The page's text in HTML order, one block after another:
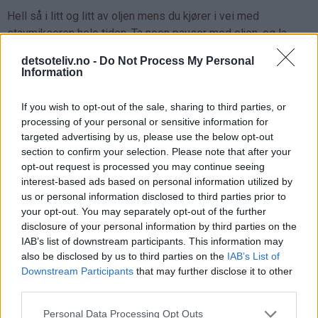
detsoteliv.no - Do Not Process My Personal
Information
If you wish to opt-out of the sale, sharing to third parties, or
processing of your personal or sensitive information for
targeted advertising by us, please use the below opt-out
section to confirm your selection. Please note that after your
opt-out request is processed you may continue seeing
interest-based ads based on personal information utilized by
us or personal information disclosed to third parties prior to
your opt-out. You may separately opt-out of the further
disclosure of your personal information by third parties on the
IAB’s list of downstream participants. This information may
also be disclosed by us to third parties on the IAB’s List of
Downstream Participants that may further disclose it to other
Personal Data Processing Opt Outs
Hell så i litt og litt av oljen mens du kjører i vei med
stavmikseren hele tiden. Ta noen pauser med oljen, og la
stavmikseren kjøre litt ekstra mellom hver gang du heller i
oljen. Det er viktig at oljen innarbeides gradvis inn på denne
at det danner seg en tykk, lysegul majones.